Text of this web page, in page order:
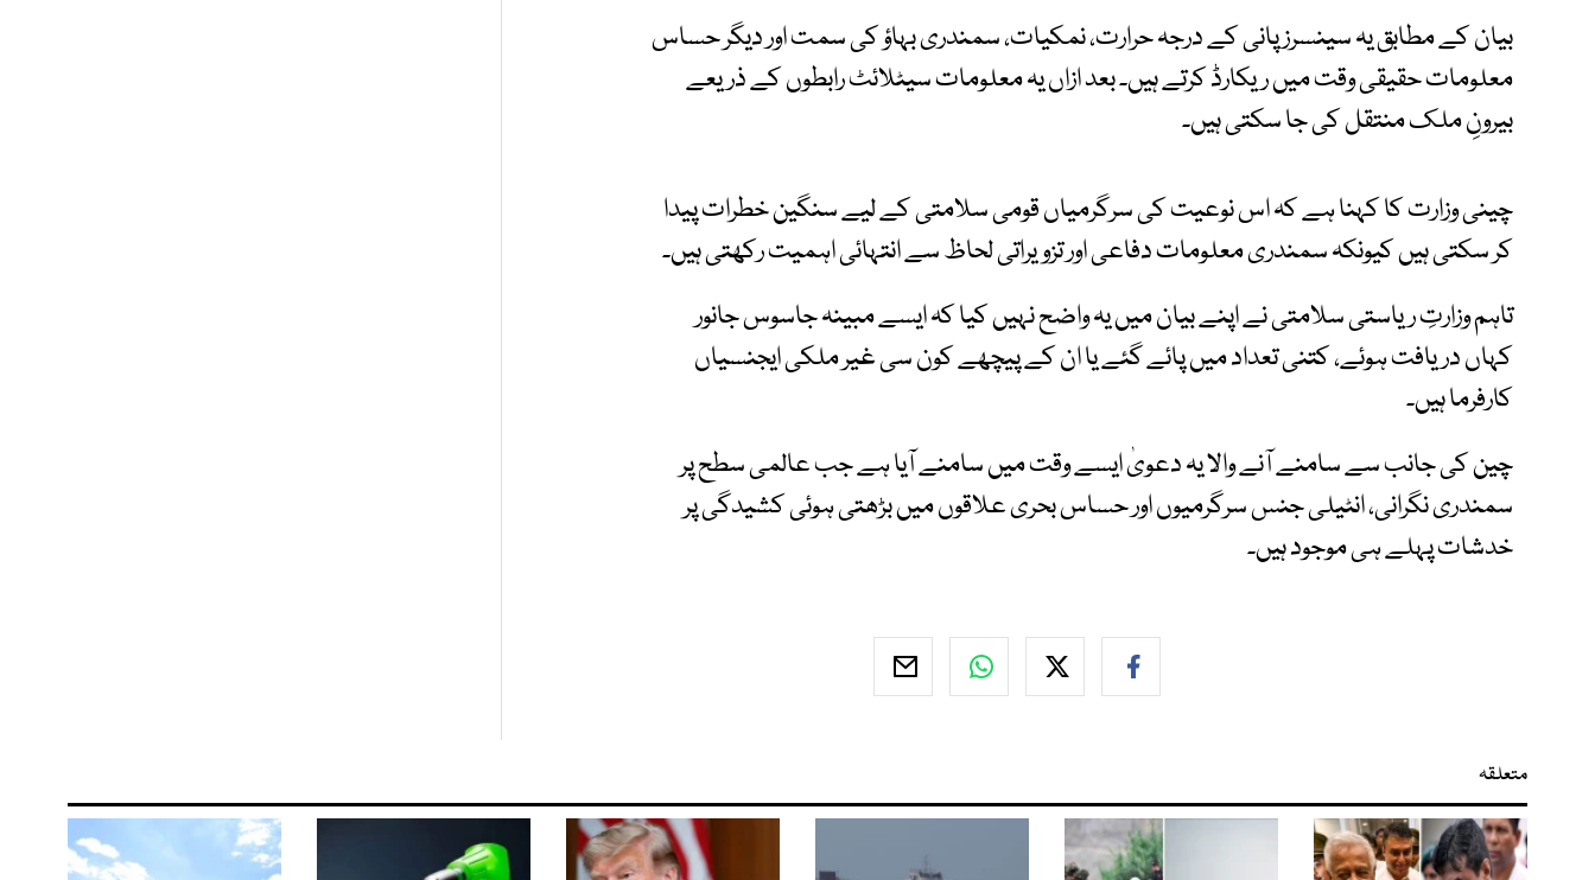
بیان کے مطابق یہ سینسرز پانی کے درجہ حرارت، نمکیات، سمندری بہاؤ کی سمت اور دیگر حساس
معلومات حقیقی وقت میں ریکارڈ کرتے ہیں۔ بعد ازاں یہ معلومات سیٹلائٹ رابطوں کے ذریعے
بیرونِ ملک منتقل کی جا سکتی ہیں۔
چینی وزارت کا کہنا ہے کہ اس نوعیت کی سرگرمیاں قومی سلامتی کے لیے سنگین خطرات پیدا
کر سکتی ہیں کیونکہ سمندری معلومات دفاعی اور تزویراتی لحاظ سے انتہائی اہمیت رکھتی ہیں۔
تاہم وزارتِ ریاستی سلامتی نے اپنے بیان میں یہ واضح نہیں کیا کہ ایسے مبینہ جاسوس جانور
کہاں دریافت ہوئے، کتنی تعداد میں پائے گئے یا ان کے پیچھے کون سی غیر ملکی ایجنسیاں
کارفرما ہیں۔
چین کی جانب سے سامنے آنے والا یہ دعویٰ ایسے وقت میں سامنے آیا ہے جب عالمی سطح پر
سمندری نگرانی، انٹیلی جنس سرگرمیوں اور حساس بحری علاقوں میں بڑھتی ہوئی کشیدگی پر
خدشات پہلے ہی موجود ہیں۔
متعلقہ